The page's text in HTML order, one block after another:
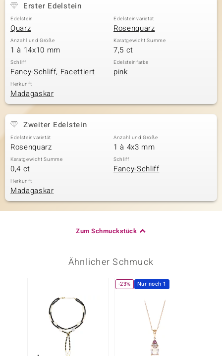
Erster Edelstein
Edelstein
Quarz
Edelsteinvarietät
Rosenquarz
Anzahl und Größe
1 à 14x10 mm
Karatgewicht Summe
7,5 ct
Schliff
Fancy-Schliff, Facettiert
Edelsteinfarbe
pink
Herkunft
Madagaskar
Zweiter Edelstein
Edelsteinvarietät
Rosenquarz
Anzahl und Größe
1 à 4x3 mm
Karatgewicht Summe
0,4 ct
Schliff
Fancy-Schliff
Herkunft
Madagaskar
Zum Schmuckstück
Ähnlicher Schmuck
-23% Nur noch 1